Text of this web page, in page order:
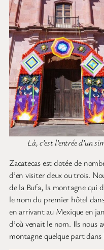
Là, c’est l’entrée d’un
Zacatecas est dotée de
d’en visiter deux ou trois.
de la Bufa, la montagne qui
le nom du premier hôtel
en arrivant au Mexique en
d’où venait le nom. Ils nous
montagne quelque part